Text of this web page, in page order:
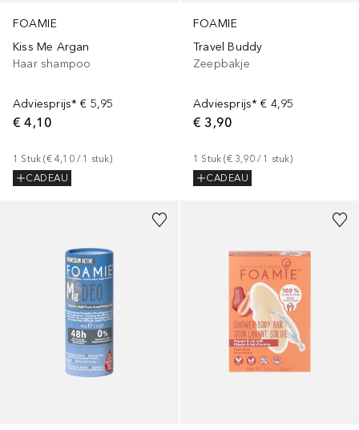
FOAMIE
Kiss Me Argan
Haar shampoo
Adviesprijs* € 5,95
€ 4,10
1 Stuk (€ 4,10 / 1 stuk)
CADEAU
FOAMIE
Travel Buddy
Zeepbakje
Adviesprijs* € 4,95
€ 3,90
1 Stuk (€ 3,90 / 1 stuk)
CADEAU